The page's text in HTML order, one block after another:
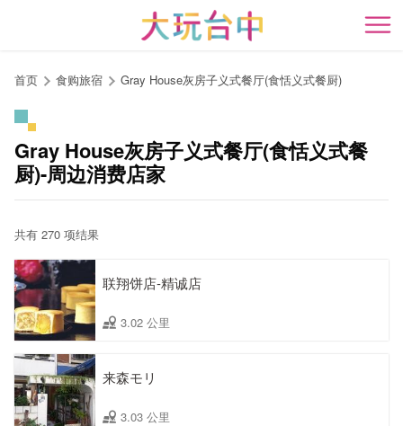
开
首页 食购旅宿 Gray House灰房子义式餐厅(食恬义式餐厨)
Gray House灰房子义式餐厅(食恬义式餐
厨)-周边消费店家
共有 270 项结果
联翔饼店-精诚店
3.02 公里
来森モリ
3.03 公里